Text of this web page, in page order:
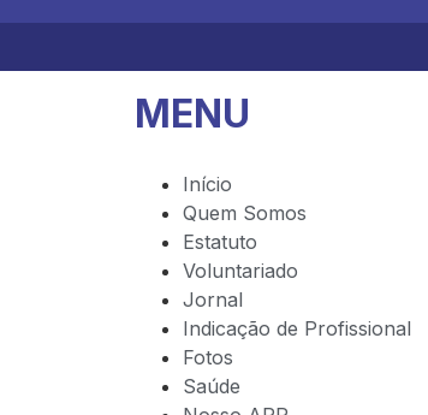
MENU
Início
Quem Somos
Estatuto
Voluntariado
Jornal
Indicação de Profissional
Fotos
Saúde